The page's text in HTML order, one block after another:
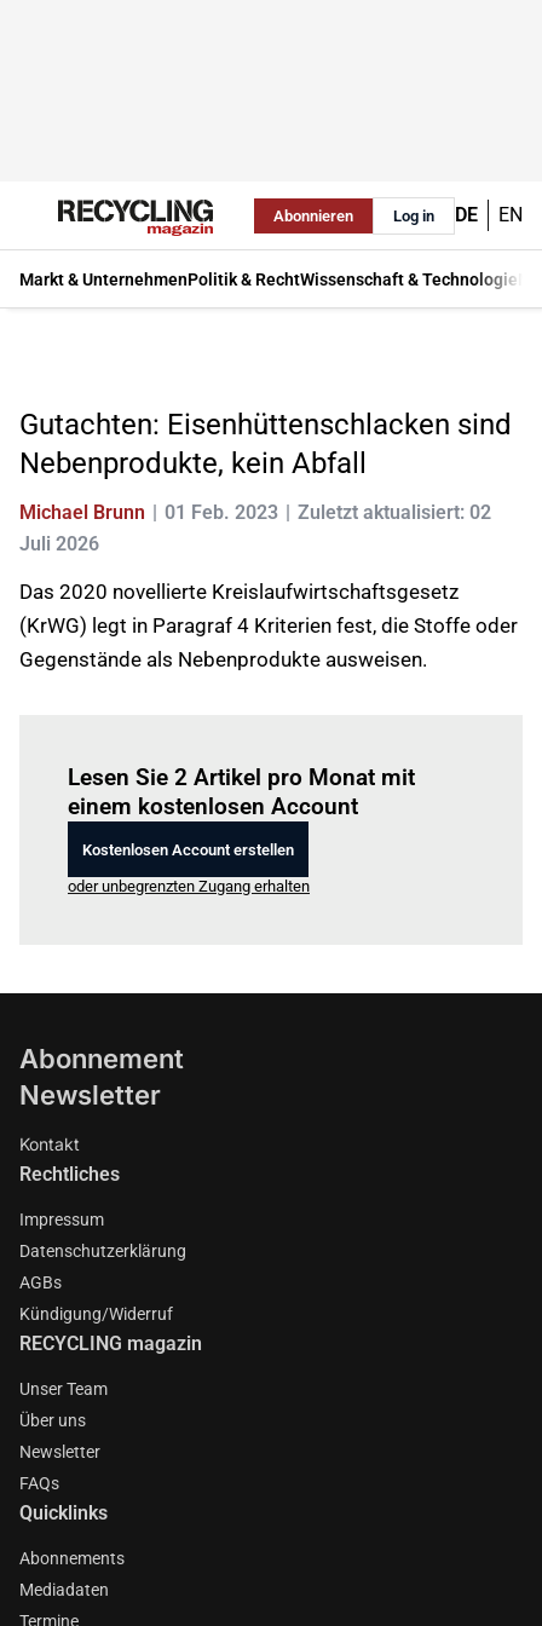
Abonnieren Log in DE EN
Markt & UnternehmenPolitik & RechtWissenschaft & Technologie
Gutachten: Eisenhüttenschlacken sind
Nebenprodukte, kein Abfall
Michael Brunn 01 Feb. 2023
Zuletzt aktualisiert: 02
Juli 2026
Das 2020 novellierte Kreislaufwirtschaftsgesetz
(KrWG) legt in Paragraf 4 Kriterien fest, die Stoffe oder
Gegenstände als Nebenprodukte ausweisen.
Lesen Sie 2 Artikel pro Monat mit
einem kostenlosen Account
Kostenlosen Account erstellen
oder unbegrenzten Zugang erhalten
Abonnement
Newsletter
Kontakt
Rechtliches
Impressum
Datenschutzerklärung
AGBs
Kündigung/Widerruf
RECYCLING magazin
Unser Team
Über uns
Newsletter
FAQs
Quicklinks
Abonnements
Mediadaten
Termine